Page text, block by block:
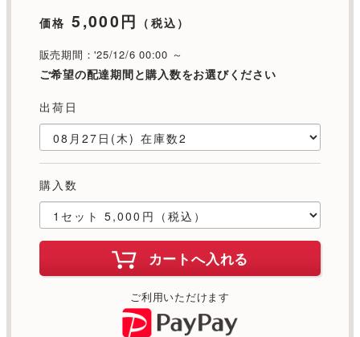
価格 5,000円 （税込）
販売期間：'25/12/6 00:00 ～
ご希望の配達期間と購入数をお選びください
出荷日
購入数
カートへ入れる
ご利用いただけます